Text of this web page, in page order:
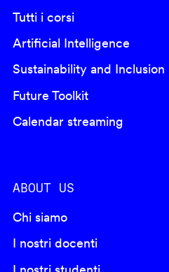
Tutti i corsi
Artificial Intelligence
Sustainability and Inclusion
Future Toolkit
Calendar streaming
ABOUT US
Chi siamo
I nostri docenti